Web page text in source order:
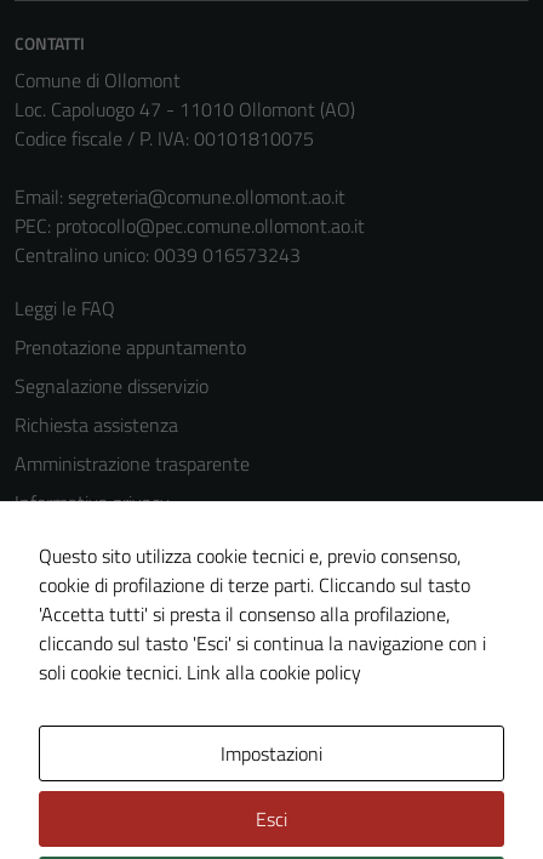
CONTATTI
Comune di Ollomont
Loc. Capoluogo 47 - 11010 Ollomont (AO)
Codice fiscale / P. IVA: 00101810075
Email: segreteria@comune.ollomont.ao.it
PEC: protocollo@pec.comune.ollomont.ao.it
Centralino unico: 0039 016573243
Leggi le FAQ
Prenotazione appuntamento
Segnalazione disservizio
Richiesta assistenza
Amministrazione trasparente
Informativa privacy
Cookie Policy
Note legali
Dichiarazione di accessibilità
Piano di miglioramento del sito
Questo sito utilizza cookie tecnici e, previo consenso,
cookie di profilazione di terze parti. Cliccando sul tasto
'Accetta tutti' si presta il consenso alla profilazione,
cliccando sul tasto 'Esci' si continua la navigazione con i
soli cookie tecnici. Link alla cookie policy
Impostazioni
Esci
funzionamento
possono
essere
disabilitati.
Questi cookie
non raccolgono
personali.